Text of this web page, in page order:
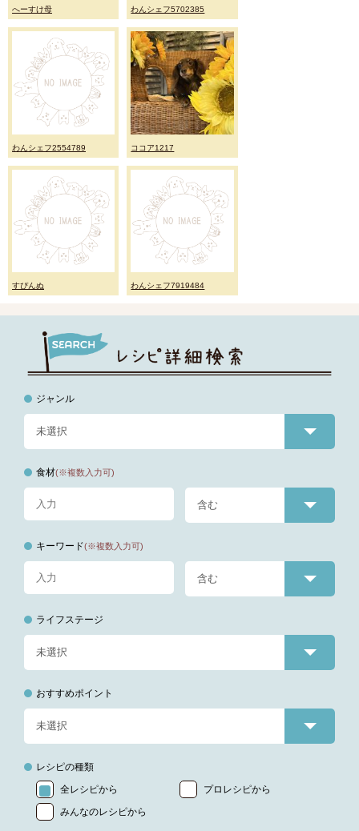
へーすけ母 わんシェフ5702385
わんシェフ2554789 ココア1217
すぴんぬ わんシェフ7919484
ジャンル
食材(※複数入力可)
キーワード(※複数入力可)
ライフステージ
おすすめポイント
レシピの種類
全レシピから
プロレシピから
みんなのレシピから